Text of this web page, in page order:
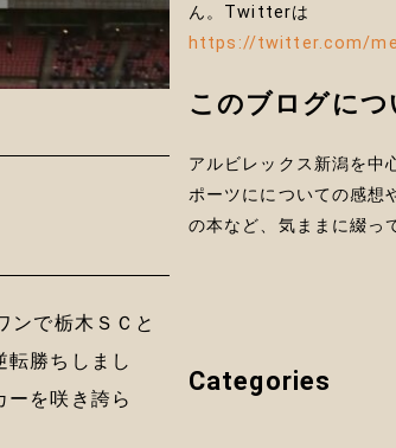
ンで栃木ＳＣと
転勝ちしまし
ーを咲き誇ら
ん。Twitterは
https://twitter.com/
このブログにつ
アルビレックス新潟を中
ポーツにについての感想
の本など、気ままに綴っ
Categories